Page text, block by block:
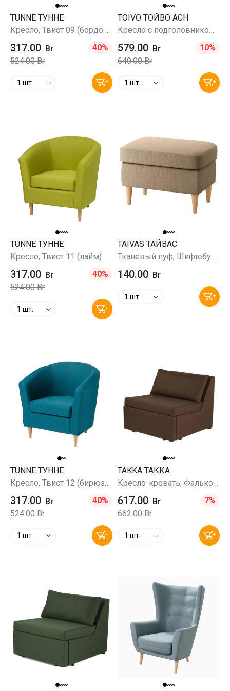
TUNNE ТУННЕ
317.00 Br
40%
524.00 Br
1 шт.
TOIVO ТОЙВО ACH
579.00 Br
10%
640.00 Br
1 шт.
TUNNE ТУННЕ
Кресло, Твист 11 (лайм)
317.00 Br
40%
524.00 Br
1 шт.
TAIVAS ТАЙВАС
140.00 Br
1 шт.
TUNNE ТУННЕ
317.00 Br
40%
524.00 Br
1 шт.
TAKKA ТАККА
617.00 Br
7%
662.00 Br
1 шт.